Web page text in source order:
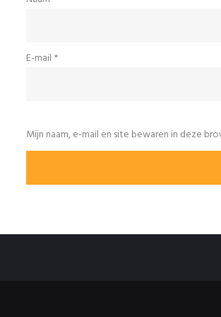
E-mail *
Mijn naam, e-mail en site bewaren in deze